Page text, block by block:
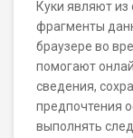
Куки являют
фрагменты
браузере во
помогают
сведения,
предпочтения
выполнять